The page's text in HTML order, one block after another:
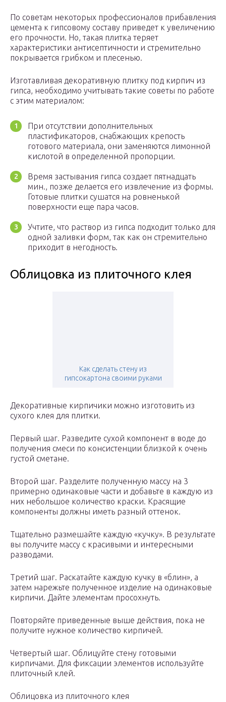
По советам некоторых профессионалов прибавления
цемента к гипсовому составу приведет к увеличению
его прочности. Но, такая плитка теряет
характеристики антисептичности и стремительно
покрывается грибком и плесенью.
Изготавливая декоративную плитку под кирпич из
гипса, необходимо учитывать такие советы по работе
с этим материалом:
При отсутствии дополнительных
пластификаторов, снабжающих крепость
готового материала, они заменяются лимонной
кислотой в определенной пропорции.
Время застывания гипса создает пятнадцать
мин., позже делается его извлечение из формы.
Готовые плитки сушатся на ровненькой
поверхности еще пара часов.
Учтите, что раствор из гипса подходит только для
одной заливки форм, так как он стремительно
приходит в негодность.
Облицовка из плиточного клея
Как сделать стену из
гипсокартона своими руками
Декоративные кирпичики можно изготовить из
сухого клея для плитки.
Первый шаг. Разведите сухой компонент в воде до
получения смеси по консистенции близкой к очень
густой сметане.
Второй шаг. Разделите полученную массу на 3
примерно одинаковые части и добавьте в каждую из
них небольшое количество краски. Красящие
компоненты должны иметь разный оттенок.
Тщательно размешайте каждую «кучку». В результате
вы получите массу с красивыми и интересными
разводами.
Третий шаг. Раскатайте каждую кучку в «блин», а
затем нарежьте полученное изделие на одинаковые
кирпичи. Дайте элементам просохнуть.
Повторяйте приведенные выше действия, пока не
получите нужное количество кирпичей.
Четвертый шаг. Облицуйте стену готовыми
кирпичами. Для фиксации элементов используйте
плиточный клей.
Облицовка из плиточного клея